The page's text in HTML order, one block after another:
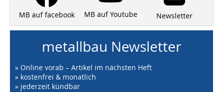
MB auf facebook MB auf Youtube Newsletter
metallbau Newsletter
» Online vorab – Artikel im nächsten Heft
» kostenfrei & monatlich
» jederzeit kündbar